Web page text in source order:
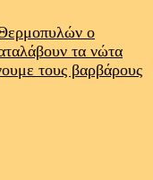
ο
τα νώτα
τους βαρβάρους